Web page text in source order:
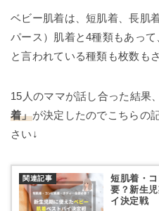
ベビー肌着は、短肌着、長肌
パース）肌着と4種類もあっ
と言われている種類も枚数も
15人のママが話し合った結果、
着」が決定したのでこちらの
さい↓
短肌着・
要？新生
イ決定戦